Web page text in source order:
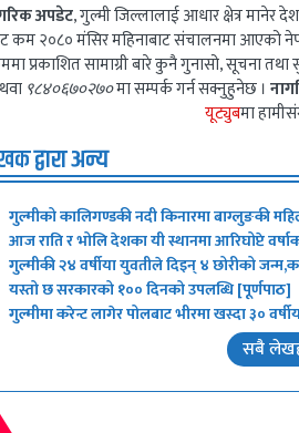
अपडेट, गुल्मी जिल्लालाई आधार क्षेत्र
कम २०८० मंसिर महिनाबाट संचालनमा आएको
प्रकाशित सामाग्री बारे कुनै गुनासो, सूचना
९८४०६७०२७०मा सम्पर्क गर्न सक्नुहुनेछ ।
यूट्युबमा
द्वारा अन्य
गुल्मीको कालिगण्डकी नदी किनारमा बाग्लुङकी
आज राति र भोलि देशका यी स्थानमा आरिघोप्टे
गुल्मीकी २४ वर्षीया युवतीले दिइन् ४ छोरीको
यस्तो छ सरकारको १०० दिनको उपलब्धि [पूर्णपाठ]
गुल्मीमा करेन्ट लागेर पोलबाट भीरमा खस्दा ३०
सबै